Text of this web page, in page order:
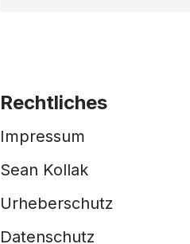
Rechtliches
Impressum
Sean Kollak
Urheberschutz
Datenschutz